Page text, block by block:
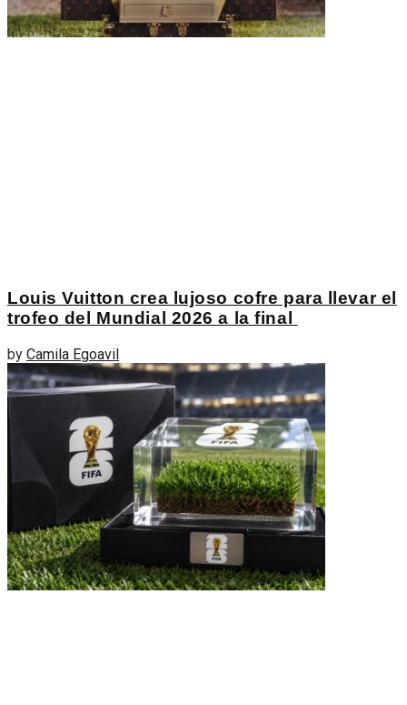
Louis Vuitton crea lujoso cofre para llevar el
trofeo del Mundial 2026 a la final
by Camila Egoavil